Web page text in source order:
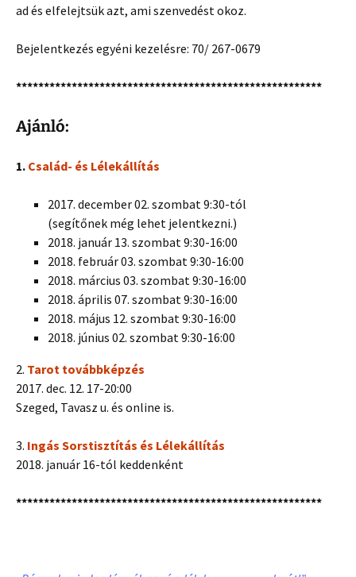
ad és elfelejtsük azt, ami szenvedést okoz.
Bejelentkezés egyéni kezelésre: 70/ 267-0679
*******************************************************
Ajánló:
1. Család- és Lélekállítás
2017. december 02. szombat 9:30-tól
(segítőnek még lehet jelentkezni.)
2018. január 13. szombat 9:30-16:00
2018. február 03. szombat 9:30-16:00
2018. március 03. szombat 9:30-16:00
2018. április 07. szombat 9:30-16:00
2018. május 12. szombat 9:30-16:00
2018. június 02. szombat 9:30-16:00
2. Tarot továbbképzés
2017. dec. 12. 17-20:00
Szeged, Tavasz u. és online is.
3. Ingás Sorstisztítás és Lélekállítás
2018. január 16-tól keddenként
*******************************************************